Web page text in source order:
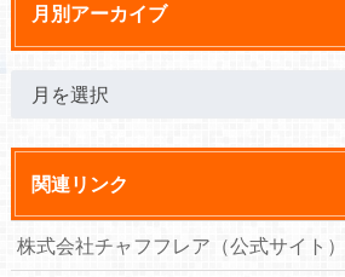
月別アーカイブ
関連リンク
株式会社チャフフレア（公式サイト）